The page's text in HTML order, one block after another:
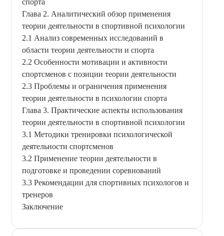
Глава 2. Аналитический обзор применения
теории деятельности в спортивной психологии
2.1 Анализ современных исследований в
области теории деятельности и спорта
2.2 Особенности мотивации и активности
спортсменов с позиции теории деятельности
2.3 Проблемы и ограничения применения
теории деятельности в психологии спорта
Глава 3. Практические аспекты использования
теории деятельности в спортивной психологии
3.1 Методики тренировки психологической
деятельности спортсменов
3.2 Применение теории деятельности в
подготовке и проведении соревнований
3.3 Рекомендации для спортивных психологов и
тренеров
Заключение